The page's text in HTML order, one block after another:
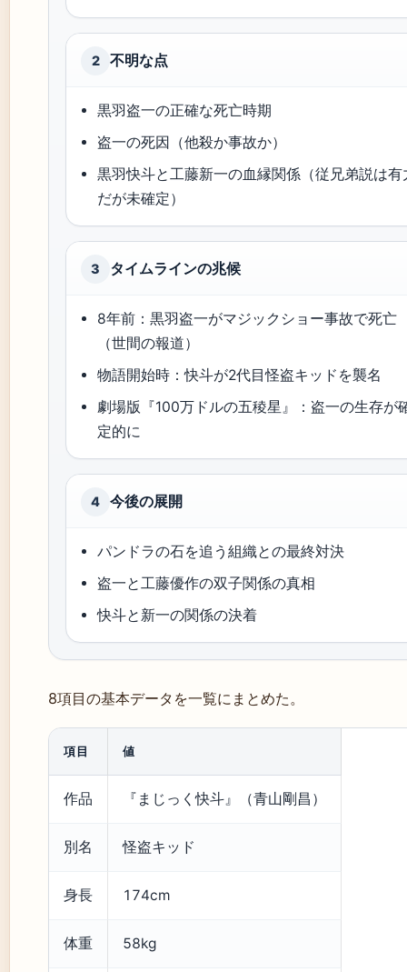
2 不明な点
黒羽盗一の正確な死亡時期
盗一の死因（他殺か事故か）
黒羽快斗と工藤新一の血縁関係（従兄弟説は有
だが未確定）
3 タイムラインの兆候
8年前：黒羽盗一がマジックショー事故で死亡
（世間の報道）
物語開始時：快斗が2代目怪盗キッドを襲名
劇場版『100万ドルの五稜星』：盗一の生存が
定的に
4 今後の展開
パンドラの石を追う組織との最終対決
盗一と工藤優作の双子関係の真相
快斗と新一の関係の決着
8項目の基本データを一覧にまとめた。
項目 値
作品 『まじっく快斗』（青山剛昌）
別名 怪盗キッド
身長 174cm
体重 58kg